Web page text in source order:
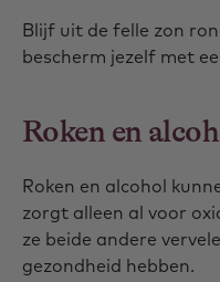
Blijf uit de felle zon
bescherm jezelf met
Roken en
Roken en alcohol
zorgt alleen al voor
ze beide andere
gezondheid hebben.